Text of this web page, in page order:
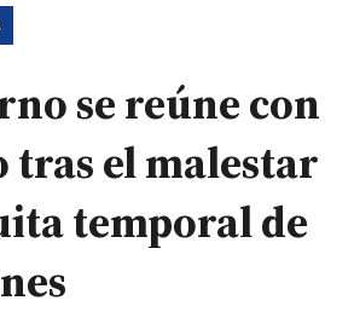
se reúne con
tras el malestar
temporal de